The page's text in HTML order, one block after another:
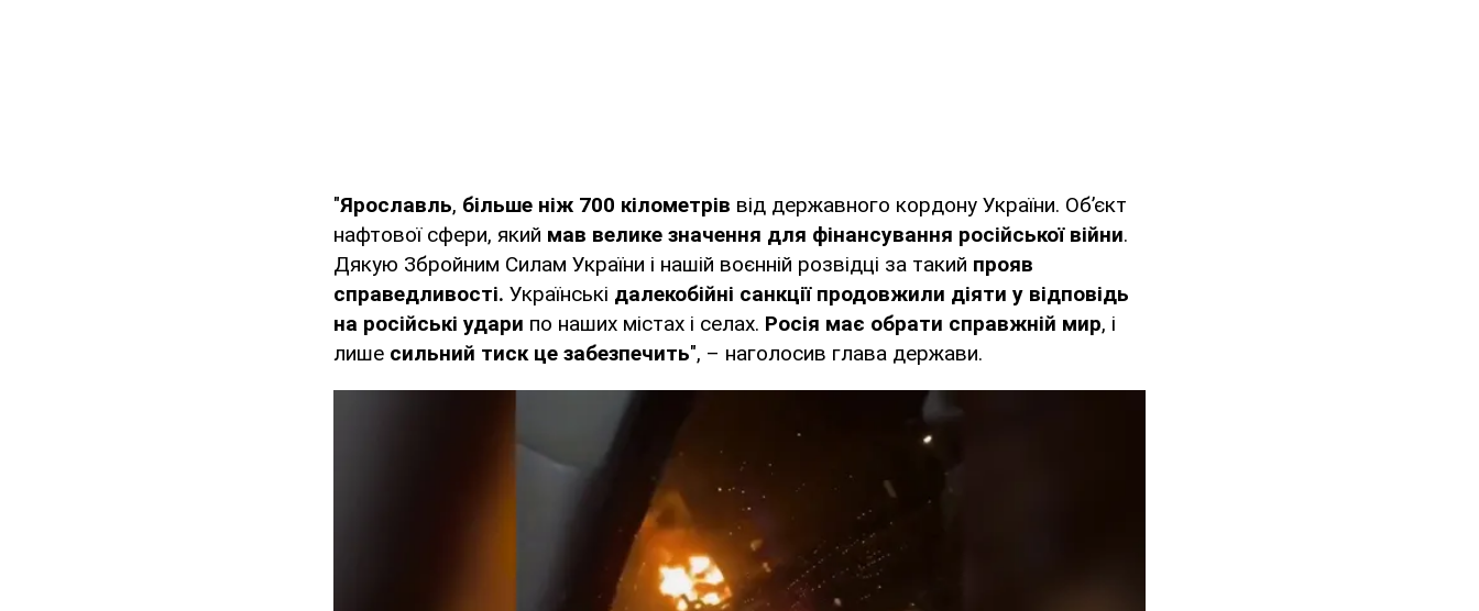
"Ярославль, більше ніж 700 кілометрів від державного кордону України. Обʼєкт
нафтової сфери, який мав велике значення для фінансування російської війни.
Дякую Збройним Силам України і нашій воєнній розвідці за такий прояв
справедливості. Українські далекобійні санкції продовжили діяти у відповідь
на російські удари по наших містах і селах. Росія має обрати справжній мир, і
лише сильний тиск це забезпечить", – наголосив глава держави.